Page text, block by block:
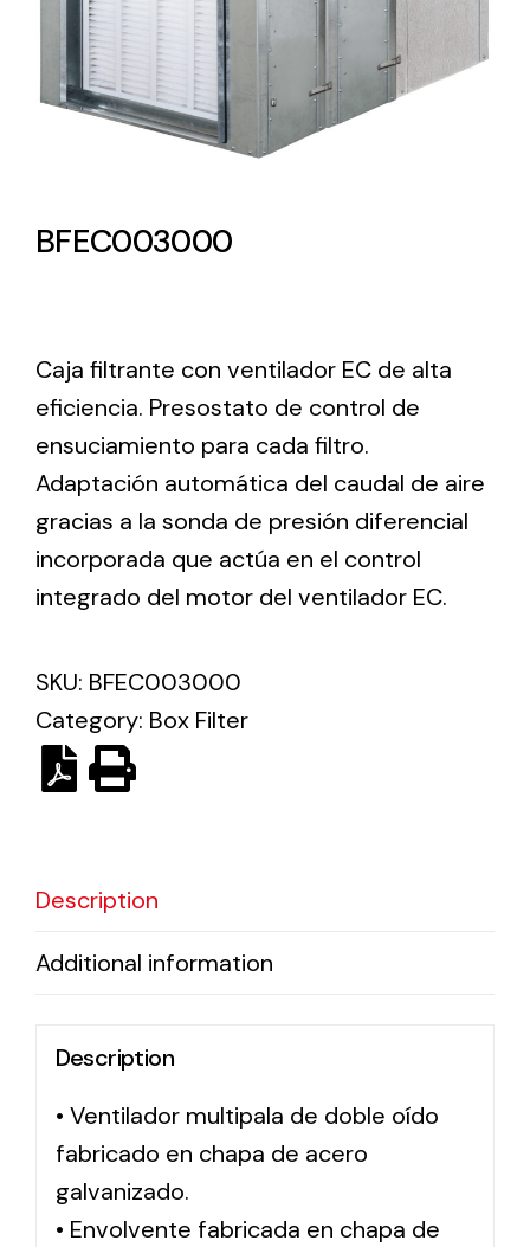
Lighting and Electrical
Equipment
Complete solutions in lighting and electrical
material for each project and need
Ventilación
Amplia gama de ventiladores y equipos de
ventilación industriales
Ventilation
meant a greater offer of ventilation products for
Iluminación Solar
de necesidades.
BFEC003000
Caja filtrante con ventilador EC de alta
eficiencia. Presostato de control de
ensuciamiento para cada filtro.
Adaptación automática del caudal de aire
gracias a la sonda de presión diferencial
incorporada que actúa en el control
integrado del motor del ventilador EC.
SKU: BFEC003000
Category: Box Filter
Description
Additional information
Description
• Ventilador multipala de doble oído
fabricado en chapa de acero
galvanizado.
• Envolvente fabricada en chapa de